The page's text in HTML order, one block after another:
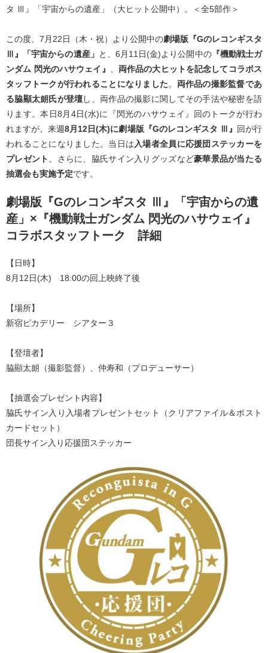
タ Ⅲ』「宇宙からの遺産」（大ヒット公開中）。＜全5部作＞
この度、7月22日（木・祝）より公開中の劇場版『Gのレコンギスタ
Ⅲ』「宇宙からの遺産」 と、6月11日(金)より公開中の『機動戦士ガ
ンダム 閃光のハサウェイ』
両作品の大ヒットを記念してコラボス
タッフトークが行われることになりました。 両作品の撮影監督であ
る脇顯太朗氏が登壇し、両作品の撮影に関してその手法や秘密を語
ります。本日8月4日(水)に『閃光のハサウェイ』回のトークが行わ
れますが、来週8月12日(木)に劇場版『Gのレコンギスタ Ⅲ』 回が行
われることになりました。当日は 入場者全員に応援団ステッカーを
プレゼント 。さらに、脇氏サイン入りグッズなど豪華景品が当たる
抽選会も実施予定です。
劇場版『Gのレコンギスタ Ⅲ』「宇宙からの遺
産」×『機動戦士ガンダム 閃光のハサウェイ』
コラボスタッフトーク 詳細
【日時】
8月12日(木) 18:00の回上映終了後
【場所】
新宿ピカデリー シアター３
【登壇者】
脇顯太朗（撮影監督）、仲寿和（プロデューサー）
【抽選会プレゼント内容】
脇氏サイン入り入場者プレゼントセット（クリアファイル＆ポスト
カードセット）
団長サイン入り応援団ステッカー